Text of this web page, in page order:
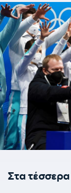
Στα